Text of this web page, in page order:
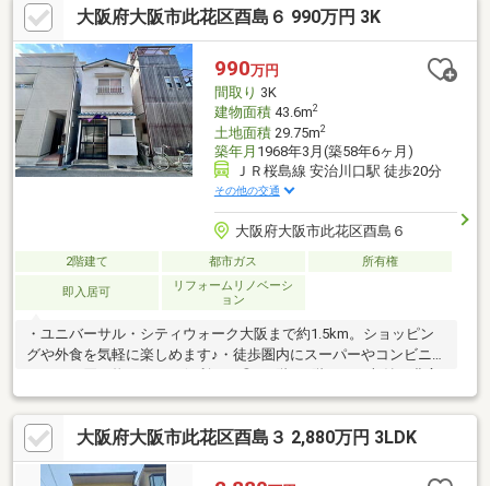
此花・港・大正・西淀川の大阪ベイエリアに地域密着型店舗！＊
不動産仲介歴10年以上！地域にも詳しいスタッフが在籍！＊多数
の銀行からお客様に合う住宅ローンをご紹介します！
大阪府大阪市此花区酉島６ 990万円 3K
990万円
間取り 3K
建物面積43.6m2
土地面積29.75m2
築年月 1968年3月(築58年6ヶ月)
ＪＲ桜島線 安治川口駅 徒歩20分
その他の交通
大阪府大阪市此花区酉島６
2階建て 都市ガス 所有権
即入居可
リフォームリノベーシ
ョン
・ユニバーサル・シティウォーク大阪まで約1.5km。ショッピン
グや外食を気軽に楽しめます♪・徒歩圏内にスーパーやコンビニが
で、生活用品や季節物もすっきり整理できます♪・2階には和室約
6帖・和室約5帖があり、用途に応じて使い分けが可能です◎・襖
を開けることで、2階の和室同士を一体的に使うこともできます
♪・島屋小学校・梅香中学校
大阪府大阪市此花区酉島３ 2,880万円 3LDK